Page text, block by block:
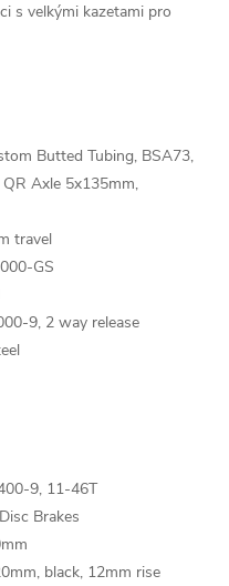
s velkými kazetami pro
Butted Tubing, BSA73,
Axle 5x135mm,
travel
GS
9, 2 way release
9, 11-46T
Brakes
black, 12mm rise